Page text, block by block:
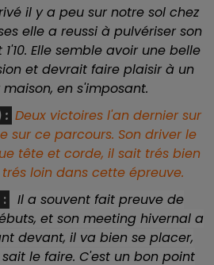
il y a peu sur notre sol chez
elle a reussi à pulvériser son
Elle semble avoir une belle
et devrait faire plaisir à un
en s'imposant.
: Deux victoires l'an dernier sur
sur ce parcours. Son driver le
tête et corde, il sait trés bien
loin dans cette épreuve.
:
Il a souvent fait preuve de
et son meeting hivernal a
devant, il va bien se placer,
le faire. C'est un bon point